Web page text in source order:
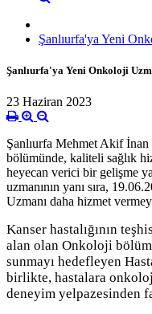
Şanlıurfa'ya Yeni
Şanlıurfa'ya Yeni Onkoloji
23 Haziran 2023
Şanlıurfa Mehmet Akif
bölümünde, kaliteli sağlık
heyecan verici bir gelişme
uzmanının yanı sıra,
Uzmanı daha hizmet
Kanser hastalığının
alan olan Onkoloji
sunmayı hedefleyen
birlikte, hastalara
deneyim yelpazesinden